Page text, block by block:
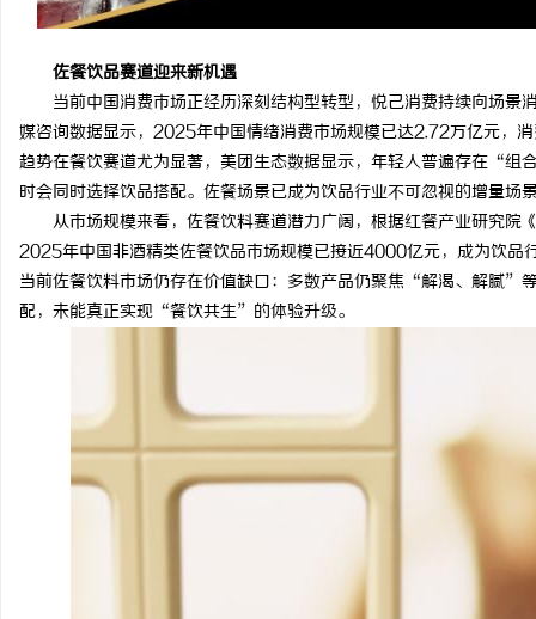
佐餐饮品赛道迎来新机遇
当前中国消费市场正经历深刻结构型转型，悦己消费持续向场
媒咨询数据显示，2025年中国情绪消费市场规模已达2.72万亿元，
趋势在餐饮赛道尤为显著，美团生态数据显示，年轻人普遍存在“
时会同时选择饮品搭配。佐餐场景已成为饮品行业不可忽视的增量场
从市场规模来看，佐餐饮料赛道潜力广阔，根据红餐产业研究
2025年中国非酒精类佐餐饮品市场规模已接近4000亿元，成为饮品
当前佐餐饮料市场仍存在价值缺口：多数产品仍聚焦“解渴、解腻”
配，未能真正实现“餐饮共生”的体验升级。